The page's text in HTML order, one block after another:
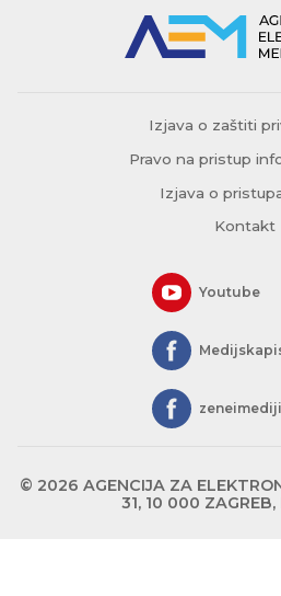
Izjava o zaštiti
Pravo na pristup
Izjava o
Kontakt
Youtube
© 2026 AGENCIJA ZA
31, 10 000 ZAGREB,